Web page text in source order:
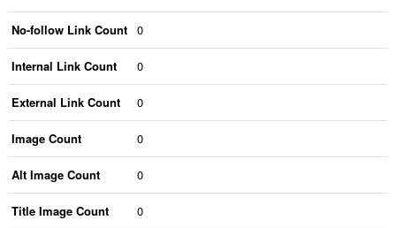
No-follow Link Count 0
Internal Link Count 0
External Link Count 0
Image Count 0
Alt Image Count 0
Title Image Count 0